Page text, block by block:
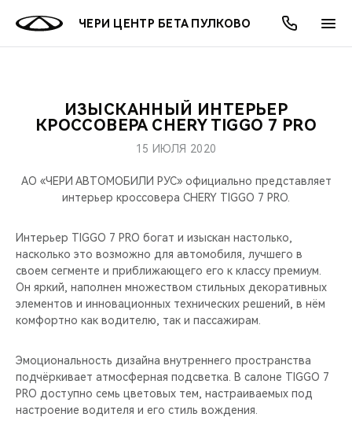
ЧЕРИ ЦЕНТР БЕТА ПУЛКОВО
МОДЕЛИ
КРОССОВЕРЫ
СЕДАНЫ
НОВИНКИ
ПОКУПАТЕЛЯМ
КРЕДИТ И СТРАХОВАНИЕ
ВЛАДЕЛЬЦАМ
ЗАПЧАСТИ И АКСЕССУАРЫ
ПОДДЕРЖКА
CHERY CONNECT
МИР CHERY
О БРЕНДЕ
CHERY В СОЦСЕТЯХ
ЛЮДИ CHERY
БЛАГОТВОРИТЕЛЬНОСТЬ
CHERY REMOTE
CHERY И СПОРТ
АКЦИИ
ОНЛАЙН СЕРВИСЫ
О КОМПАНИИ
МЫ В СОЦСЕТЯХ
ИЗЫСКАННЫЙ ИНТЕРЬЕР
КРОССОВЕРА CHERY TIGGO 7 PRO
15 ИЮЛЯ 2020
АО «ЧЕРИ АВТОМОБИЛИ РУС» официально представляет
интерьер кроссовера CHERY TIGGO 7 PRO.
Интерьер TIGGO 7 PRO богат и изыскан настолько,
насколько это возможно для автомобиля, лучшего в
своем сегменте и приближающего его к классу премиум.
Он яркий, наполнен множеством стильных декоративных
элементов и инновационных технических решений, в нём
комфортно как водителю, так и пассажирам.
Эмоциональность дизайна внутреннего пространства
подчёркивает атмосферная подсветка. В салоне TIGGO 7
PRO доступно семь цветовых тем, настраиваемых под
настроение водителя и его стиль вождения.